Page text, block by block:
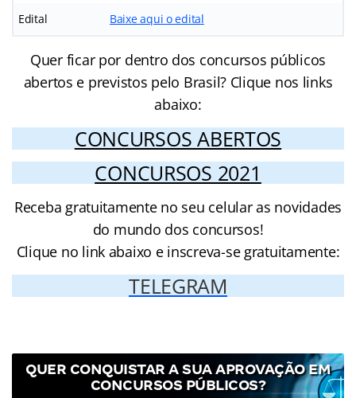
Edital Baixe aqui o edital
Quer ficar por dentro dos concursos públicos
abertos e previstos pelo Brasil? Clique nos links
abaixo:
CONCURSOS ABERTOS
CONCURSOS 2021
Receba gratuitamente no seu celular as novidades
do mundo dos concursos!
Clique no link abaixo e inscreva-se gratuitamente:
TELEGRAM
QUER CONQUISTAR A SUA APROVAÇÃO EM
CONCURSOS PÚBLICOS?